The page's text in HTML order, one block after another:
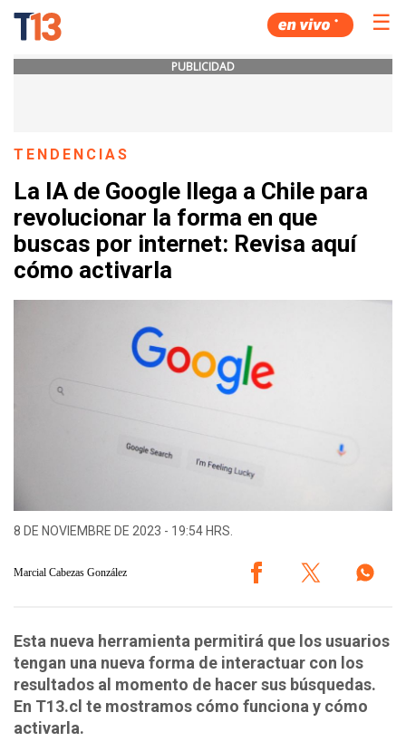
☰
PUBLICIDAD
TENDENCIAS
La IA de Google llega a Chile para
revolucionar la forma en que
buscas por internet: Revisa aquí
cómo activarla
8 DE NOVIEMBRE DE 2023 - 19:54 HRS.
Marcial Cabezas González
Esta nueva herramienta permitirá que los usuarios
tengan una nueva forma de interactuar con los
resultados al momento de hacer sus búsquedas.
En T13.cl te mostramos cómo funciona y cómo
activarla.